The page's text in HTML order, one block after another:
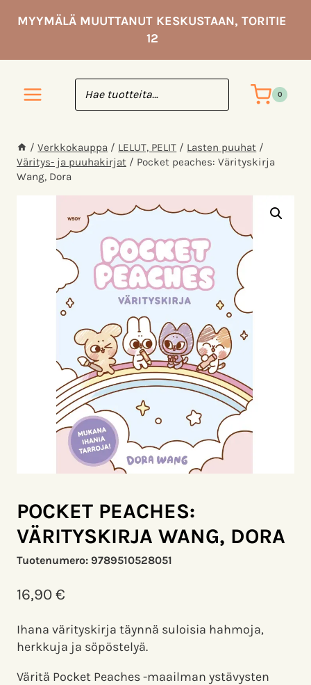
sisältöön
MYYMÄLÄ MUUTTANUT KESKUSTAAN, TORITIE
12
0
/ Verkkokauppa / LELUT, PELIT / Lasten puuhat /
Väritys- ja puuhakirjat / Pocket peaches: Värityskirja
Wang, Dora
POCKET PEACHES:
VÄRITYSKIRJA WANG, DORA
Tuotenumero: 9789510528051
16,90€
Ihana värityskirja täynnä suloisia hahmoja,
herkkuja ja söpöstelyä.
Väritä Pocket Peaches -maailman ystävysten